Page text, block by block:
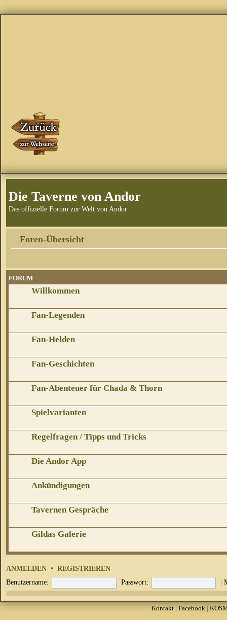
Die Taverne von Andor
Das offizielle Forum zur Welt von Andor
Foren-Übersicht
FORUM
Willkommen
Fan-Legenden
Fan-Helden
Fan-Geschichten
Fan-Abenteuer für Chada & Thorn
Spielvarianten
Regelfragen / Tipps und Tricks
Die Andor App
Ankündigungen
Tavernen Gespräche
Gildas Galerie
ANMELDEN • REGISTRIEREN
Benutzername: Passwort: |
Kontakt| Facebook|